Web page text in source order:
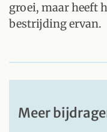
groei, maar heeft
bestrijding ervan.
Meer